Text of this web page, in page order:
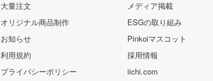
大量注文
オリジナル商品制作
お知らせ
利用規約
プライバシーポリシー
メディア掲載
ESGの取り組み
Pinkoiマスコット
採用情報
iichi.com